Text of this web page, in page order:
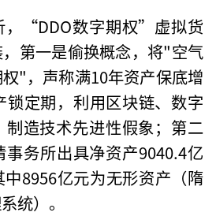
，“DDO数字期权”虚拟货
第一是偷换概念，将"空气
"，声称满10年资产保底增
锁定期，利用区块链、数字
造技术先进性假象；第二
务所出具净资产9040.4亿
8956亿元为无形资产（隋
统）。